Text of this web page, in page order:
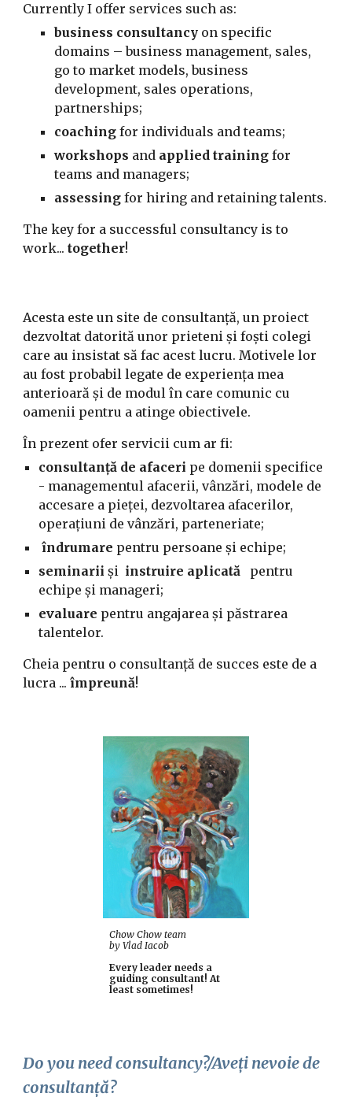
Currently I offer services such as:
business consultancy on specific
domains – business management, sales,
go to market models, business
development, sales operations,
partnerships;
coaching for individuals and teams;
workshops and applied training for
teams and managers;
assessing for hiring and retaining talents.
The key for a successful consultancy is to
work... together!
Acesta este un site de consultanță, un proiect
dezvoltat datorită unor prieteni și foști colegi
care au insistat să fac acest lucru. Motivele lor
au fost probabil legate de experiența mea
anterioară și de modul în care comunic cu
oamenii pentru a atinge obiectivele.
În prezent ofer servicii cum ar fi:
consultanță de afaceri pe domenii specifice
- managementul afacerii, vânzări, modele de
accesare a pieței, dezvoltarea afacerilor,
operațiuni de vânzări, parteneriate;
îndrumare pentru persoane și echipe;
seminarii și
  instruire aplicată
   pentru
echipe și manageri;
evaluare pentru angajarea și păstrarea
talentelor.
Cheia pentru o consultanță de succes este de a
lucra ... împreună!
Chow Chow team
by Vlad Iacob
Every leader needs a
guiding consultant! At
least sometimes!
Do you need consultancy?/Aveți nevoie de
consultanță?